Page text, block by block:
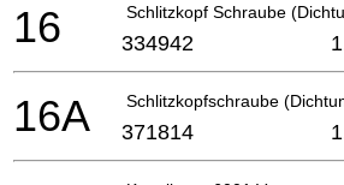
Schlitzkopf Schraube
16 334942
Schlitzkopfschraube
16A 371814